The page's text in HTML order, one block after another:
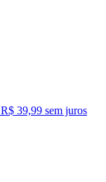
R$ 39,99 sem juros